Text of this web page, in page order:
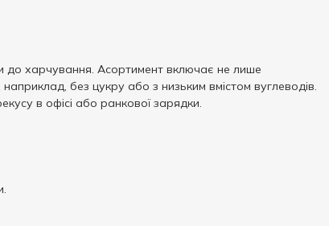
до харчування. Асортимент включає не лише
без цукру або з низьким вмістом вуглеводів.
в офісі або ранкової зарядки.